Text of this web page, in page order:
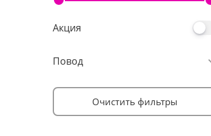
Акция
Повод
Очистить фильтры